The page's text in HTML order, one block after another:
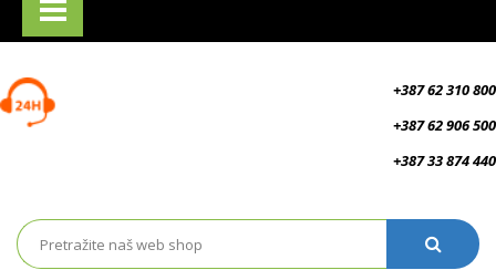
+387 62 310 800
+387 62 906 500
+387 33 874 440